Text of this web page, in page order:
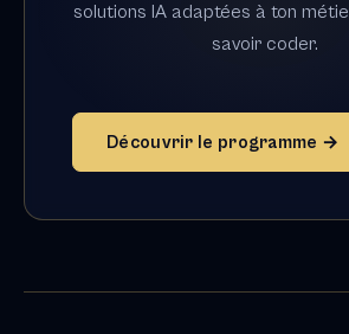
solutions IA adaptées à ton
savoir coder.
Découvrir le programme →